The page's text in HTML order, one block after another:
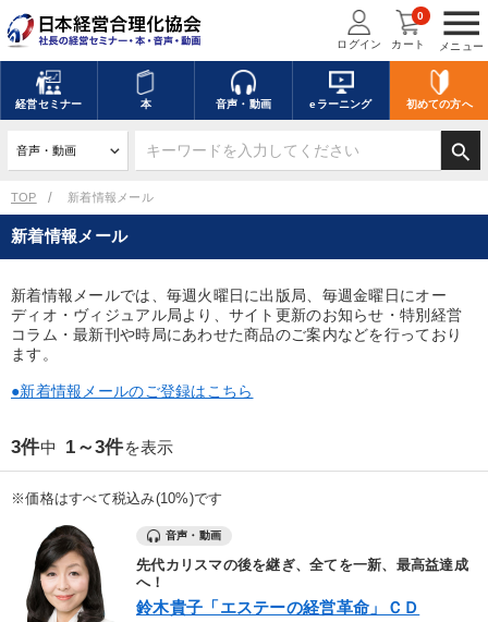
menu
メニュー
ログイン カート
0
経営セミナー 本 音声・動画 eラーニング 初めての方へ
search
キーワードを入力して探す
デジタル版対応のみ検索結果に表示する
search
mic 講演収録物を探す refresh 更新する
ます
カテゴリー
優秀各社の智恵と戦略 事業家のロマンと経営
若手異才経営者の発想 専門家のアドバイス
リーダーの器量を学ぶ
TOP 新着情報メール
新着情報メール
新着情報メールでは、毎週火曜日に出版局、毎週金曜日にオー
ディオ・ヴィジュアル局より、サイト更新のお知らせ・特別経営
コラム・最新刊や時局にあわせた商品のご案内などを行っており
ます。
●新着情報メールのご登録はこちら
3件中 1～3件を表示
※価格はすべて税込み(10%)です
音声・動画
先代カリスマの後を継ぎ、全てを一新、最高益達成
へ！
鈴木貴子「エステーの経営革命」ＣＤ